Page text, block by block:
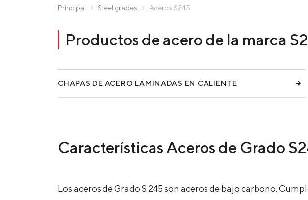
Unisteel
Principal Steel grades Aceros S245
Productos de acero de la marca
CHAPAS DE ACERO LAMINADAS EN CALIENTE
Características Aceros de Grado
Los aceros de Grado S 245 son aceros de bajo carbono.